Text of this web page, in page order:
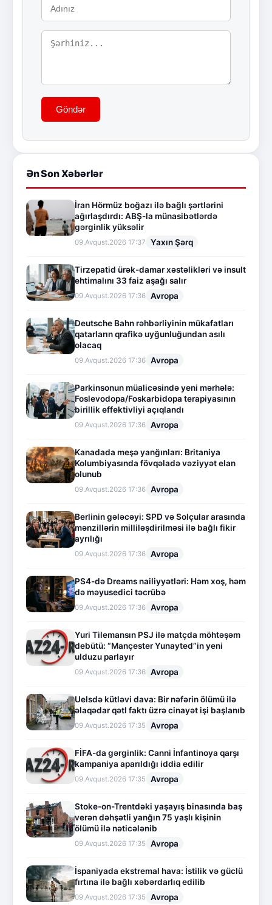
Göndər
Ən Son Xəbərlər
İran Hörmüz boğazı ilə bağlı şərtlərini
ağırlaşdırdı: ABŞ-la münasibətlərdə
gərginlik yüksəlir
09.Avqust.2026 17:37 Yaxın Şərq
Tirzepatid ürək-damar xəstəlikləri və insult
ehtimalını 33 faiz aşağı salır
09.Avqust.2026 17:36 Avropa
Deutsche Bahn rəhbərliyinin mükafatları
qatarların qrafikə uyğunluğundan asılı
olacaq
09.Avqust.2026 17:36 Avropa
Parkinsonun müalicəsində yeni mərhələ:
Foslevodopa/Foskarbidopa terapiyasının
birillik effektivliyi açıqlandı
09.Avqust.2026 17:36 Avropa
Kanadada meşə yanğınları: Britaniya
Kolumbiyasında fövqəladə vəziyyət elan
olunub
09.Avqust.2026 17:36 Avropa
Berlinin gələcəyi: SPD və Solçular arasında
mənzillərin milliləşdirilməsi ilə bağlı fikir
ayrılığı
09.Avqust.2026 17:36 Avropa
PS4-də Dreams nailiyyətləri: Həm xoş, həm
də məyusedici təcrübə
09.Avqust.2026 17:36 Avropa
Yuri Tilemansın PSJ ilə matçda möhtəşəm
debütü: “Mançester Yunayted”in yeni
ulduzu parlayır
09.Avqust.2026 17:36 Avropa
Uelsdə kütləvi dava: Bir nəfərin ölümü ilə
əlaqədar qətl faktı üzrə cinayət işi başlanıb
09.Avqust.2026 17:35 Avropa
FİFA-da gərginlik: Canni İnfantinoya qarşı
kampaniya aparıldığı iddia edilir
09.Avqust.2026 17:35 Avropa
Stoke-on-Trentdəki yaşayış binasında baş
verən dəhşətli yanğın 75 yaşlı kişinin
ölümü ilə nəticələnib
09.Avqust.2026 17:35 Avropa
İspaniyada ekstremal hava: İstilik və güclü
fırtına ilə bağlı xəbərdarlıq edilib
09.Avqust.2026 17:35 Avropa